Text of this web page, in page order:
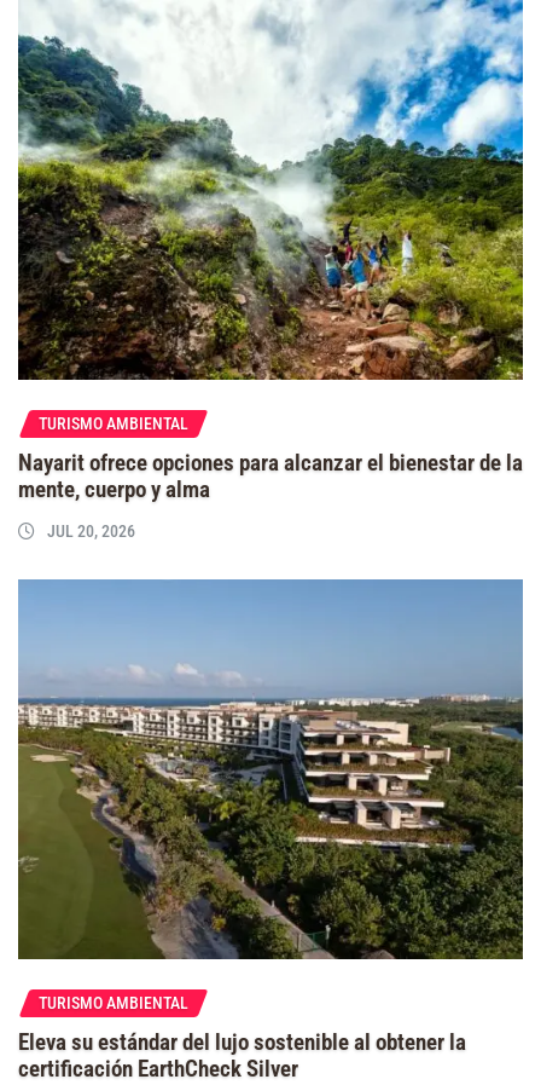
TURISMO AMBIENTAL
Nayarit ofrece opciones para alcanzar el bienestar de la
mente, cuerpo y alma
JUL 20, 2026
TURISMO AMBIENTAL
Eleva su estándar del lujo sostenible al obtener la
certificación EarthCheck Silver